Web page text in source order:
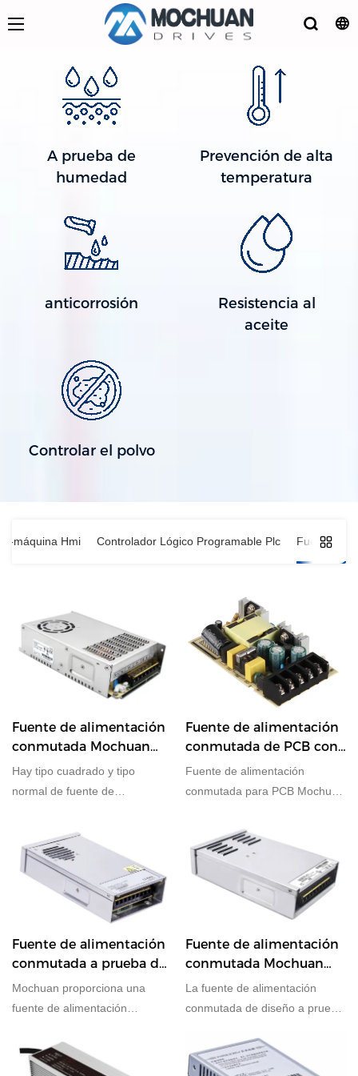
A prueba de
humedad
Prevención de alta
temperatura
anticorrosión
Resistencia al
aceite
Controlar el polvo
máquina Hmi Controlador Lógico Programable Plc Fuente de
Fuente de alimentación
conmutada Mochuan
con salida de señal DC
OK incorporada
Hay tipo cuadrado y tipo
normal de fuente de
de detección remota con 350
W 600 W para la selección
Fuente de alimentación
conmutada de PCB con
fuentes de alimentación
de PCB de 12W, 24W y
Fuente de alimentación
conmutada para PCB Mochuan
Fuente de alimentación
conmutada a prueba de
lluvia IP34 SMPS con
350W y 400W
Mochuan proporciona una
fuente de alimentación
prueba de lluvia de 350W y
400W.
Fuente de alimentación
conmutada Mochuan
Fuente de alimentación
PFC de alta protección
La fuente de alimentación
conmutada de diseño a prueba
incorporada de alta protección
de la serie Mochuan MCHC